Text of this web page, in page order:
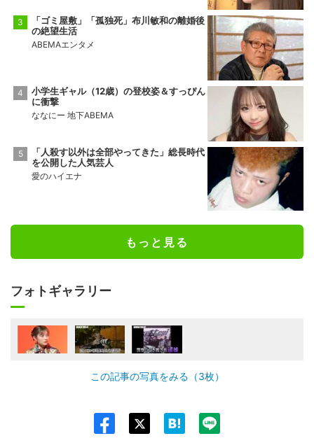
「ゴミ屋敷」「孤独死」布川敏和の離婚後
の絶望生活
ABEMAエンタメ
小学生ギャル（12歳）の登校姿＆すっぴん
に衝撃
ななにー 地下ABEMA
「人殺す以外は全部やってきた」総長時代
を公開した人気芸人
愛のハイエナ
もっと見る
フォトギャラリー
この記事の写真をみる（3枚）